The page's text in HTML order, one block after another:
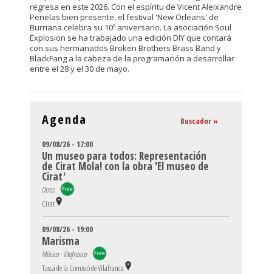
regresa en este 2026. Con el espíritu de Vicent Aleixandre
Penelas bien presente, el festival 'New Orleans' de
Burriana celebra su 10º aniversario. La asociación Soul
Explosion se ha trabajado una edición DIY que contará
con sus hermanados Broken Brothers Brass Band y
BlackFang a la cabeza de la programación a desarrollar
entre el 28 y el 30 de mayo.
Agenda Buscador »
09/08/26 - 17:00
Un museo para todos: Representación
de Cirat Mola! con la obra 'El museo de
Cirat'
Otros
Cirat
09/08/26 - 19:00
Marisma
Música - Vilafranca
Tasca de la Comisió de Vilafranca